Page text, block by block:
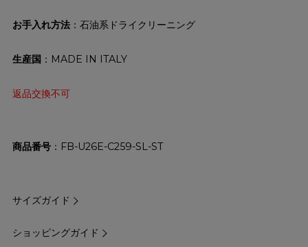
お手入れ方法：石油系ドライクリーニング
生産国 ：MADE IN ITALY
返品交換不可
商品番号 FB-U26E-C259-SL-ST
サイズガイド
ショッピングガイド